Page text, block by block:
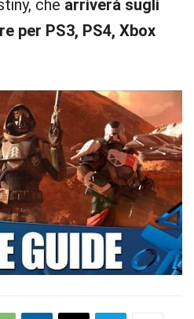
che arriverà sugli
per PS3, PS4, Xbox